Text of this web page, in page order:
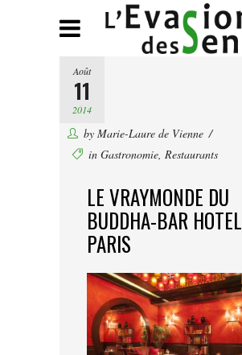
Août
11
2014
by Marie-Laure de Vienne
in Gastronomie, Restaurants
LE VRAYMONDE DU
BUDDHA-BAR HOTEL
PARIS